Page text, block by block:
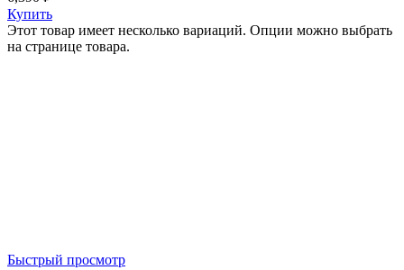
Купить
Этот товар имеет несколько вариаций. Опции можно выбрать
на странице товара.
Быстрый просмотр